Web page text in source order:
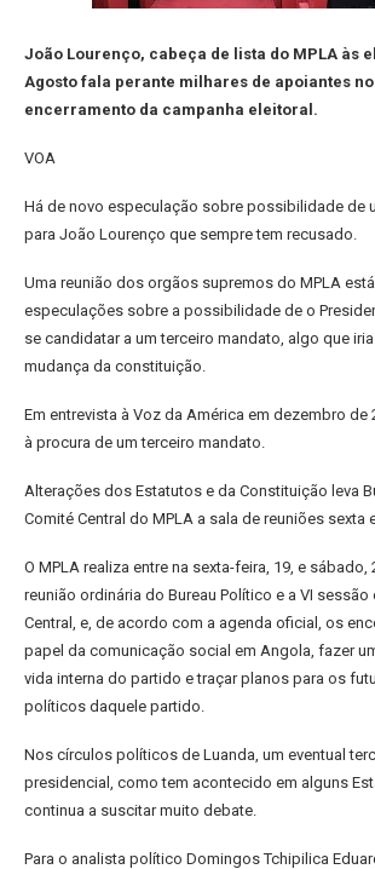
João Lourenço, cabeça de lista do MPLA às
Agosto fala perante milhares de apoiantes
encerramento da campanha eleitoral.
VOA
Há de novo especulação sobre possibilidade de
para João Lourenço que sempre tem recusado.
Uma reunião dos orgãos supremos do MPLA
especulações sobre a possibilidade de o
se candidatar a um terceiro mandato, algo que
mudança da constituição.
Em entrevista à Voz da América em dezembro de
à procura de um terceiro mandato.
Alterações dos Estatutos e da Constituição leva
Comité Central do MPLA a sala de reuniões sexta
O MPLA realiza entre na sexta-feira, 19, e sábado,
reunião ordinária do Bureau Político e a VI
Central, e, de acordo com a agenda oficial, os
papel da comunicação social em Angola, fazer
vida interna do partido e traçar planos para os
políticos daquele partido.
Nos círculos políticos de Luanda, um eventual
presidencial, como tem acontecido em alguns
continua a suscitar muito debate.
Para o analista político Domingos Tchipilica